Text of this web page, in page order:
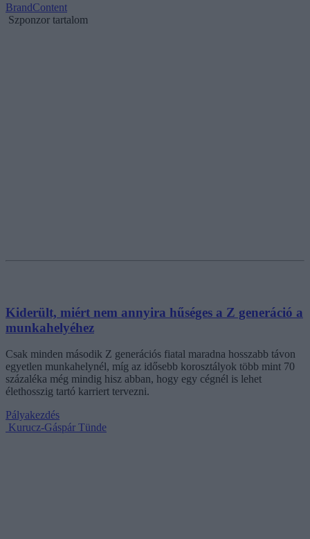
BrandContent
Szponzor tartalom
Kiderült, miért nem annyira hűséges a Z generáció a
munkahelyéhez
Csak minden második Z generációs fiatal maradna hosszabb távon
egyetlen munkahelynél, míg az idősebb korosztályok több mint 70
százaléka még mindig hisz abban, hogy egy cégnél is lehet
élethosszig tartó karriert tervezni.
Pályakezdés
Kurucz-Gáspár Tünde